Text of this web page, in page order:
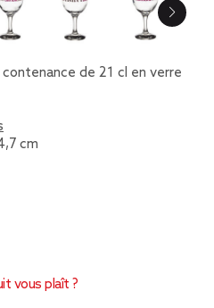
de 21 cl en verre
cm
vous plaît ?